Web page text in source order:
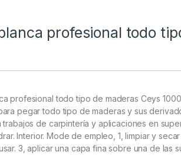
profesional todo
profesional todo tipo de maderas Ceys
pegar todo tipo de maderas y sus
trabajos de carpintería y aplicaciones en
Interior. Mode de empleo, 1, limpiar y
3, aplicar una capa fina sobre una de las